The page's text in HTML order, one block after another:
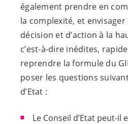
également prendre en
la complexité, et
décision et d’action à la
c’est-à-dire inédites,
reprendre la formule du
poser les questions
d’Etat :
Le Conseil d’Etat peut-